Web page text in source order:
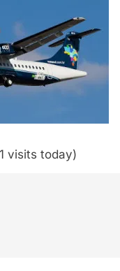
visits today)